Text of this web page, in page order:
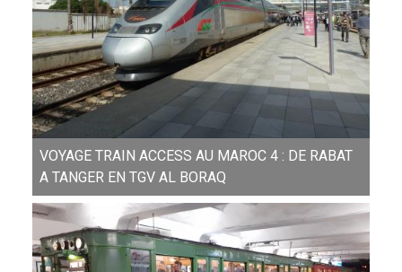
VOYAGE TRAIN ACCESS AU MAROC 4 : DE RABAT
A TANGER EN TGV AL BORAQ